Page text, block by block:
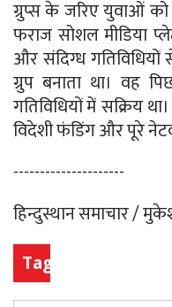
ग्रुप्स के जरिए युवाओं
फराज सोशल मीडिया
और संदिग्ध
ग्रुप बनाता था। वह
गतिविधियों में सक्रिय
विदेशी फंडिंग और पूरे
---------------------
हिन्दुस्थान समाचार /
Tags